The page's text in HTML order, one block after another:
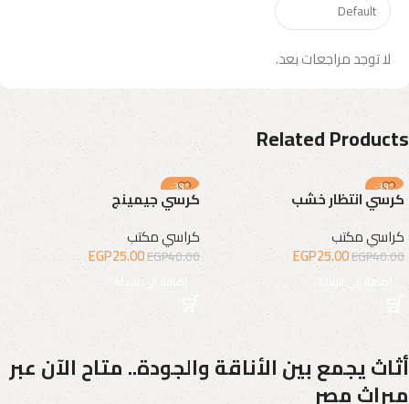
لا توجد مراجعات بعد.
Related Products
-38%
كرسي انتظار خشب
كراسي مكتب
EGP40.00
EGP25.00
إضافة إلى السلة
-38%
كرسي جيمينج
كراسي مكتب
EGP40.00
EGP25.00
إضافة إلى السلة
أثاث يجمع بين الأناقة والجودة.. متاح الآن عبر
ميراث مصر